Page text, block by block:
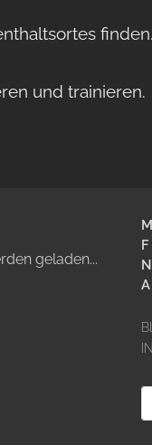
finden.
und trainieren.
geladen...